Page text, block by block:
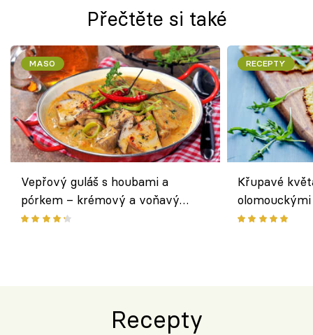
Přečtěte si také
MASO
Vepřový guláš s houbami a
pórkem – krémový a voňavý
pokrm z jednoho hrnce
RECEPTY
Křupavé
bezlepkový
Recepty